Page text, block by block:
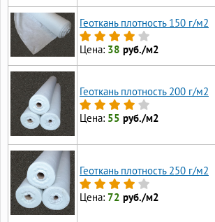
Геоткань плотность 150 г/м2
Цена: 38 руб./м2
Геоткань плотность 200 г/м2
Цена: 55 руб./м2
Геоткань плотность 250 г/м2
Цена: 72 руб./м2